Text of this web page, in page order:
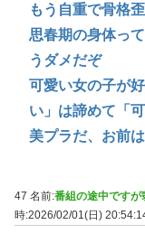
もう自重で骨格
思春期の身体っ
うダメだぞ
可愛い女の子が
い」は諦めて「
美プラだ、お前
47 名前:番組の途中です
時:2026/02/01(日)